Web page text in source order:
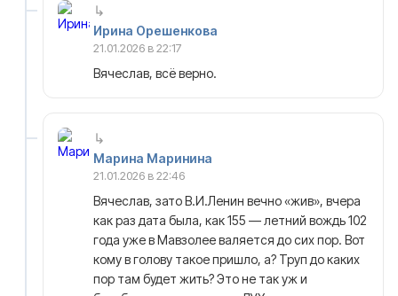
Ирина Орешенкова
21.01.2026 в 22:17
Вячеслав, всё верно.
Марина Маринина
21.01.2026 в 22:46
Вячеслав, зато В.И.Ленин вечно «жив», вчера
как раз дата была, как 155 — летний вождь 102
года уже в Мавзолее валяется до сих пор. Вот
кому в голову такое пришло, а? Труп до каких
пор там будет жить? Это не так уж и